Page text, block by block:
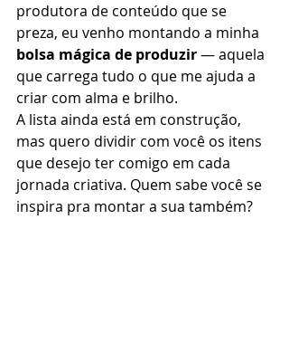
produtora de conteúdo que se
preza, eu venho montando a minha
bolsa mágica de produzir — aquela
que carrega tudo o que me ajuda a
criar com alma e brilho.
A lista ainda está em construção,
mas quero dividir com você os itens
que desejo ter comigo em cada
jornada criativa. Quem sabe você se
inspira pra montar a sua também?